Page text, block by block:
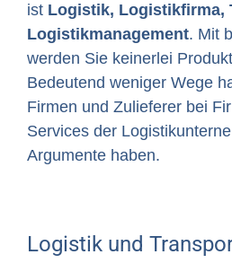
ist Logistik, Logistikfirma,
Logistikmanagement. Mit
werden Sie keinerlei
Bedeutend weniger Wege
Firmen und Zulieferer bei
Services der
Argumente haben.
Logistik und